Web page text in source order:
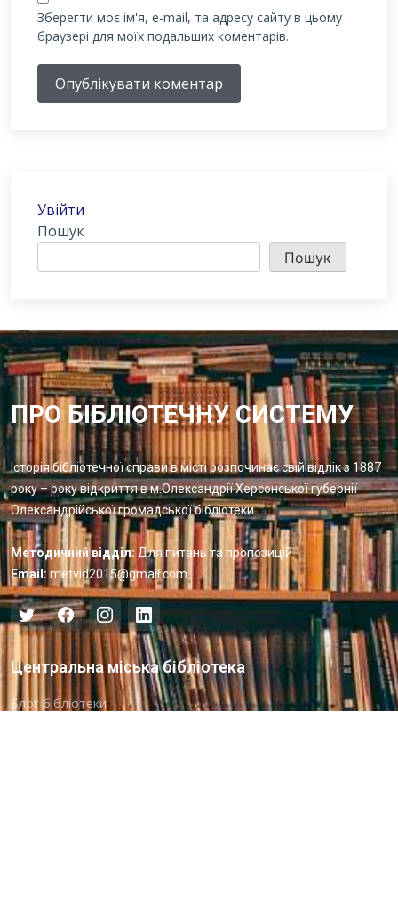
Зберегти моє ім'я, e-mail, та адресу сайту в цьому
браузері для моїх подальших коментарів.
Опублікувати коментар
Увійти
Пошук
Пошук
ПРО БІБЛІОТЕЧНУ СИСТЕМУ
Історія бібліотечної справи в місті розпочинає свій відлік з 1887
року – року відкриття в м.Олександрії Херсонської губернії
Олександрійської громадської бібліотеки
Методичний відділ: Для питань та пропозицій
Email: metvid2015@gmail.com
Центральна міська бібліотека
Блог бібліотеки